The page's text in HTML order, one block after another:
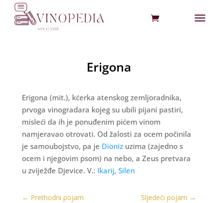
Erigona
Erigona (mit.), kćerka atenskog zemljoradnika,
prvoga vinogradara kojeg su ubili pijani pastiri,
misleći da ih je ponuđenim pićem vinom
namjeravao otrovati. Od žalosti za ocem počinila
je samoubojstvo, pa je Dionizuzima (zajedno s
ocem i njegovim psom) na nebo, a Zeus pretvara
u zviježđe Djevice. V.: Ikarij, Silen
← Prethodni pojam Sljedeći pojam →